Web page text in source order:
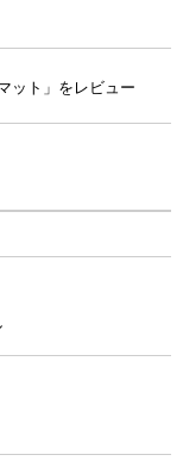
新宿店」
ット」をレビュー